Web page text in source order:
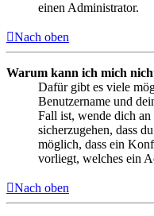
einen Administrator.
Nach oben
Warum kann ich mich
Dafür gibt es viele
Benutzername und
Fall ist, wende dich
sicherzugehen, dass
möglich, dass ein
vorliegt, welches ein
Nach oben